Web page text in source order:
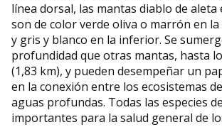
línea dorsal, las mantas diablo de
son de color verde oliva o marrón en
y gris y blanco en la inferior. Se
profundidad que otras mantas, hasta
(1,83 km), y pueden desempeñar un
en la conexión entre los ecosistemas
aguas profundas. Todas las especies
importantes para la salud general de